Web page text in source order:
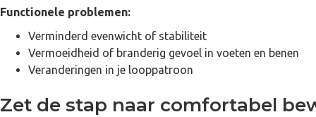
Functionele problemen:
Verminderd evenwicht of stabiliteit
Vermoeidheid of branderig gevoel in voeten en benen
Veranderingen in je looppatroon
Zet de stap naar comfortabel